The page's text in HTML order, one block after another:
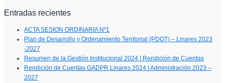
Entradas recientes
ACTA SESION ORDINARIA Nº1
Plan de Desarrollo y Ordenamiento Territorial (PDOT) – Linares 2023
-2027
Resumen de la Gestión Institucional 2024 | Rendición de Cuentas
Rendición de Cuentas GADPR Linares 2024 | Administración 2023 –
2027